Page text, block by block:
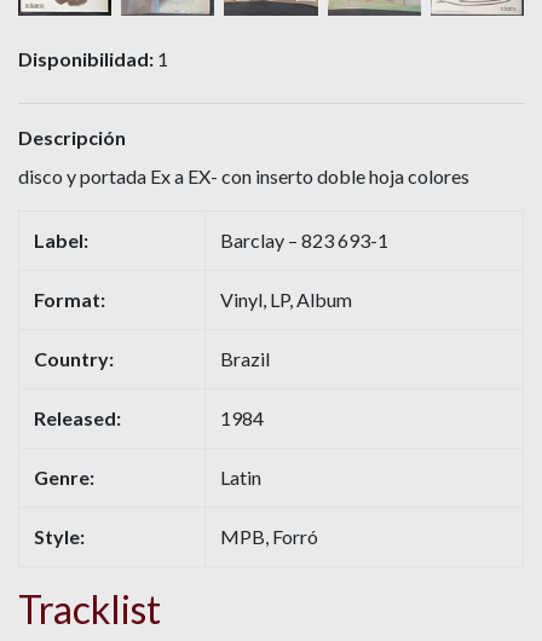
Disponibilidad: 1
Descripción
disco y portada Ex a EX- con inserto doble hoja colores
Label: Barclay – 823 693-1
Format: Vinyl, LP, Album
Country: Brazil
Released: 1984
Genre: Latin
Style: MPB, Forró
Tracklist